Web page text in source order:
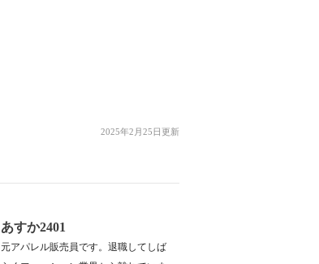
2025年2月25日更新
あすか2401
元アパレル販売員です。退職してしば